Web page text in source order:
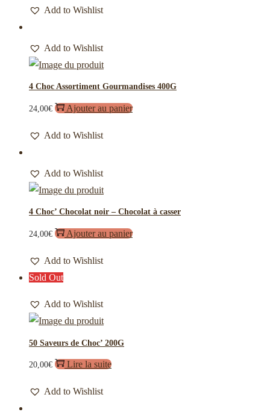
Add to Wishlist
Add to Wishlist
4 Choc Assortiment Gourmandises 400G
24,00€ Ajouter au panier
Add to Wishlist
Add to Wishlist
4 Choc’ Chocolat noir – Chocolat à casser
24,00€ Ajouter au panier
Add to Wishlist
Sold Out
Add to Wishlist
50 Saveurs de Choc’ 200G
20,00€ Lire la suite
Add to Wishlist